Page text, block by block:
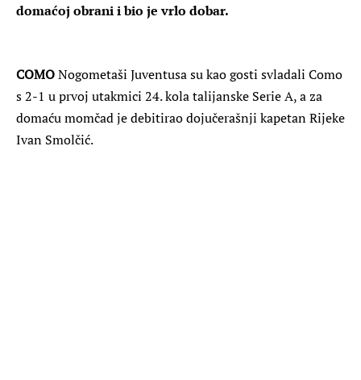
domaćoj obrani i bio je vrlo dobar.
COMONogometaši Juventusa su kao gosti svladali Como
s 2-1 u prvoj utakmici 24. kola talijanske Serie A, a za
domaću momčad je debitirao dojučerašnji kapetan Rijeke
Ivan Smolčić.